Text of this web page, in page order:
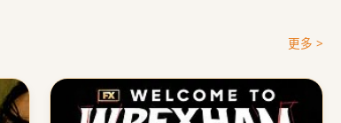
更多 >